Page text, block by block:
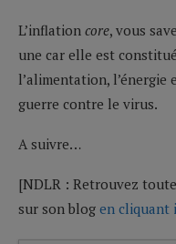
L’inflation core, vous
une car elle est
l’alimentation, l’énergie
guerre contre le virus.
A suivre…
[NDLR : Retrouvez
sur son blog en cliquant